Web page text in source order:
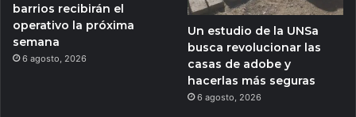
barrios recibirán el
operativo la próxima
semana
6 agosto, 2026
Un estudio de la UNSa
busca revolucionar las
casas de adobe y
hacerlas más seguras
6 agosto, 2026